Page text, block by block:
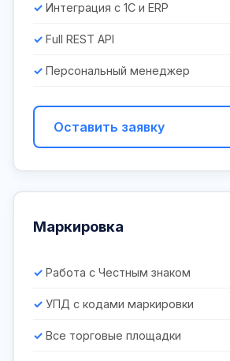
Интеграция с 1С и ERP
Full REST API
Персональный менеджер
Оставить заявку
Маркировка
Работа с Честным знаком
УПД с кодами маркировки
Все торговые площадки